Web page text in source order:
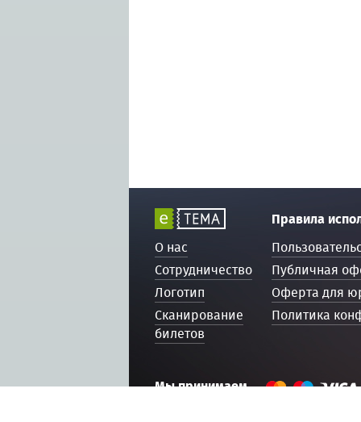
О нас
Сотрудничество
Логотип
Сканирование
билетов
Правила
Публичная
Оферта для
Политика
Мы принимаем